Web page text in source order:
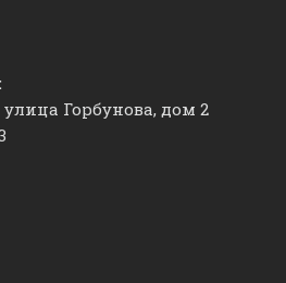
улица Горбунова, дом 2